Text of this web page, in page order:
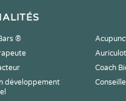
®
Coach
développement